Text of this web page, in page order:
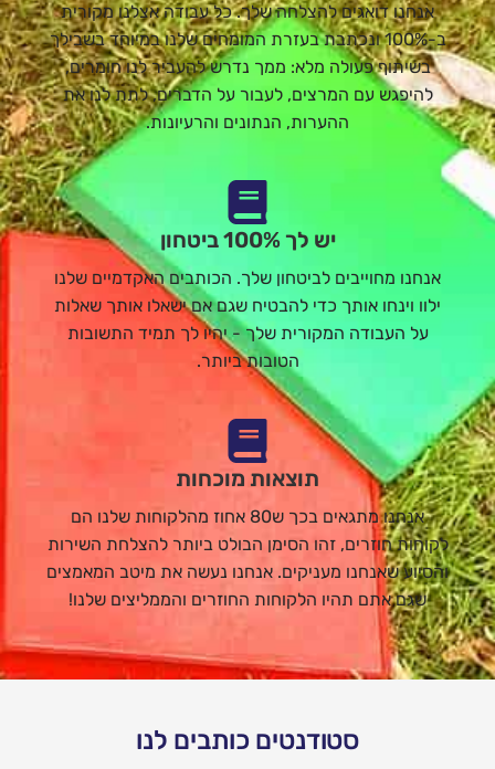
אנחנו דואגים להצלחה שלך. כל עבודה אצלנו מקורית
ב-100% ונכתבת בעזרת המומחים שלנו במיוחד בשבילך
בשיתוף פעולה מלא: ממך נדרש להעביר לנו חומרים,
להיפגש עם המרצים, לעבור על הדברים, לתת לנו את
ההערות, הנתונים והרעיונות.
יש לך 100% ביטחון
אנחנו מחוייבים לביטחון שלך. הכותבים האקדמיים שלנו
ילוו וינחו אותך כדי להבטיח שגם אם ישאלו אותך שאלות
על העבודה המקורית שלך - יהיו לך תמיד התשובות
הטובות ביותר.
תוצאות מוכחות
אנחנו מתגאים בכך ש80 אחוז מהלקוחות שלנו הם
לקוחות חוזרים, זהו הסימן הבולט ביותר להצלחת השירות
והסיוע שאנחנו מעניקים. אנחנו נעשה את מיטב המאמצים
שגם אתם תהיו הלקוחות החוזרים והממליצים שלנו!
סטודנטים כותבים לנו